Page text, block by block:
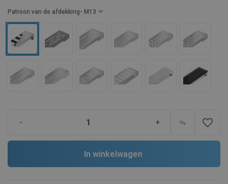
Patroon van de afdekking - M13
- + favorite_border
In winkelwagen